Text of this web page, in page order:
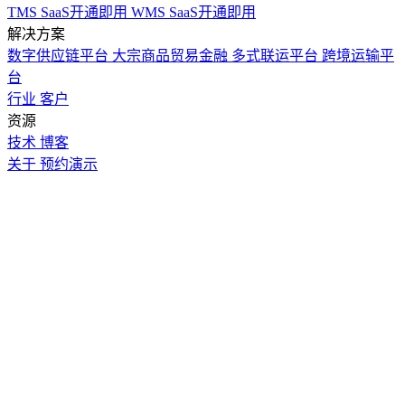
TMS SaaS开通即用 WMS SaaS开通即用
解决方案
数字供应链平台 大宗商品贸易金融 多式联运平台 跨境运输平
台
行业 客户
资源
技术 博客
关于 预约演示